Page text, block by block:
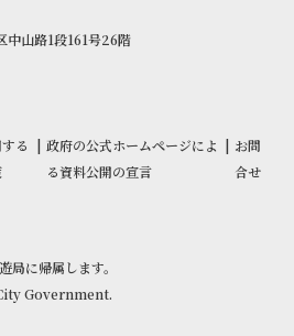
山路1段161号26階
る | 政府の公式ホームページによ
る資料公開の宣言
| お問
合せ
局に帰属します。
Government.